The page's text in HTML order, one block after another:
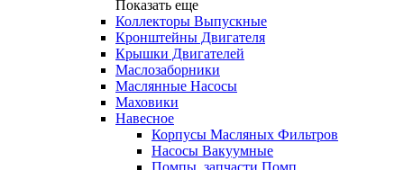
Показать еще
Коллекторы Выпускные
Кронштейны Двигателя
Крышки Двигателей
Маслозаборники
Маслянные Насосы
Маховики
Навесное
Корпусы Масляных Фильтров
Насосы Вакуумные
Помпы, запчасти Помп